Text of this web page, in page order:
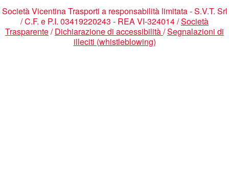
Società Vicentina Trasporti a responsabilità limitata - S.V.T. Srl
/ C.F. e P.I. 03419220243 - REA VI-324014 /Società
Trasparente/Dichiarazione di accessibilità/Segnalazioni di
illeciti (whistleblowing)